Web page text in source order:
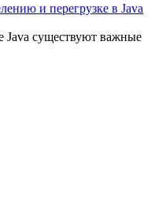
и перегрузке в Java
Java существуют важные